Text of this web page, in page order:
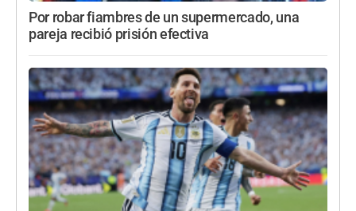
Por robar fiambres de un supermercado, una
pareja recibió prisión efectiva